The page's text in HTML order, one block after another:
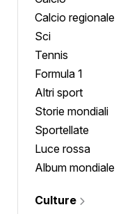
Calcio regionale
Sci
Tennis
Formula 1
Altri sport
Storie mondiali
Sportellate
Luce rossa
Album mondiale
Culture